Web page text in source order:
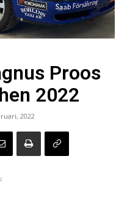
Proos
2022
2022